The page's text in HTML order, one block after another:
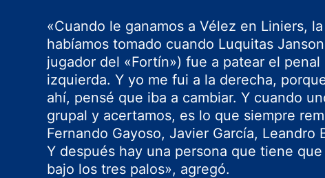
«Cuando le ganamos a Vélez en Liniers,
habíamos tomado cuando Luquitas
jugador del «Fortín») fue a patear el penal
izquierda. Y yo me fui a la derecha,
ahí, pensé que iba a cambiar. Y cuando
grupal y acertamos, es lo que siempre
Fernando Gayoso, Javier García, Leandro
Y después hay una persona que tiene
bajo los tres palos», agregó.